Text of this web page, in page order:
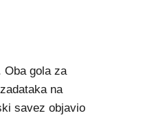
Oba gola za
na
savez objavio